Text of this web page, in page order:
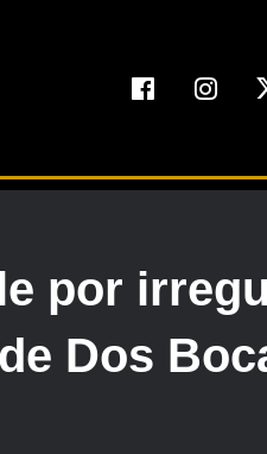
por
Dos